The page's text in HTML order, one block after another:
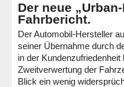
Der neue
Fahrbericht.
Der Automobil-Hersteller
seiner Übernahme durch
in der
Zweitverwertung der
Blick ein wenig